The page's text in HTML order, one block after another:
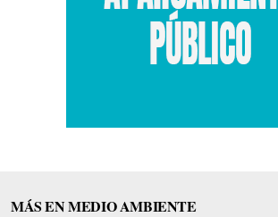
MÁS EN MEDIO AMBIENTE